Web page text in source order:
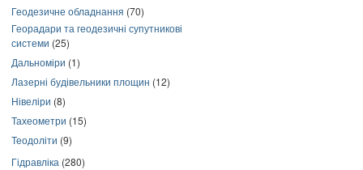
Геодезичне обладнання (70)
Георадари та геодезичні супутникові
системи (25)
Дальноміри (1)
Лазерні будівельники площин (12)
Нівеліри (8)
Тахеометри (15)
Теодоліти (9)
Гідравліка (280)